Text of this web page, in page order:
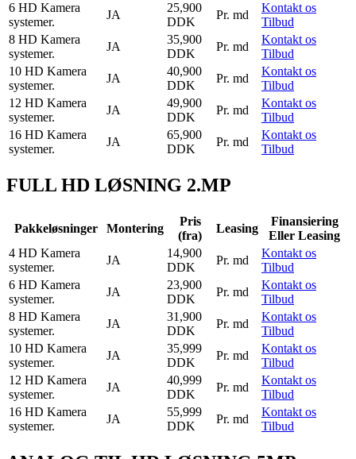
6 HD Kamera
systemer.
JA
25,900
DDK
Pr. md
Kontakt os
Tilbud
8 HD Kamera
systemer.
JA
35,900
DDK
Pr. md
Kontakt os
Tilbud
10 HD Kamera
systemer.
JA
40,900
DDK
Pr. md
Kontakt os
Tilbud
12 HD Kamera
systemer.
JA
49,900
DDK
Pr. md
Kontakt os
Tilbud
16 HD Kamera
systemer.
JA
65,900
DDK
Pr. md
Kontakt os
Tilbud
FULL HD LØSNING 2.MP
Pakkeløsninger Montering
Pris
(fra)
Leasing
Finansiering
Eller Leasing
4 HD Kamera
systemer.
JA
14,900
DDK
Pr. md
Kontakt os
Tilbud
6 HD Kamera
systemer.
JA
23,900
DDK
Pr. md
Kontakt os
Tilbud
8 HD Kamera
systemer.
JA
31,900
DDK
Pr. md
Kontakt os
Tilbud
10 HD Kamera
systemer.
JA
35,999
DDK
Pr. md
Kontakt os
Tilbud
12 HD Kamera
systemer.
JA
40,999
DDK
Pr. md
Kontakt os
Tilbud
16 HD Kamera
systemer.
JA
55,999
DDK
Pr. md
Kontakt os
Tilbud